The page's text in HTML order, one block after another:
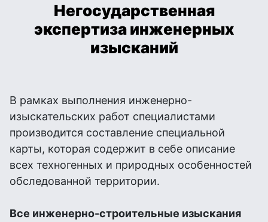
Негосударственная
экспертиза инженерных
изысканий
В рамках выполнения инженерно-
изыскательских работ специалистами
производится составление специальной
карты, которая содержит в себе описание
всех техногенных и природных особенностей
обследованной территории.
Все инженерно-строительные изыскания